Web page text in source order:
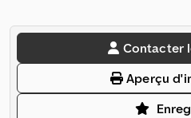
Contacter
Aperçu